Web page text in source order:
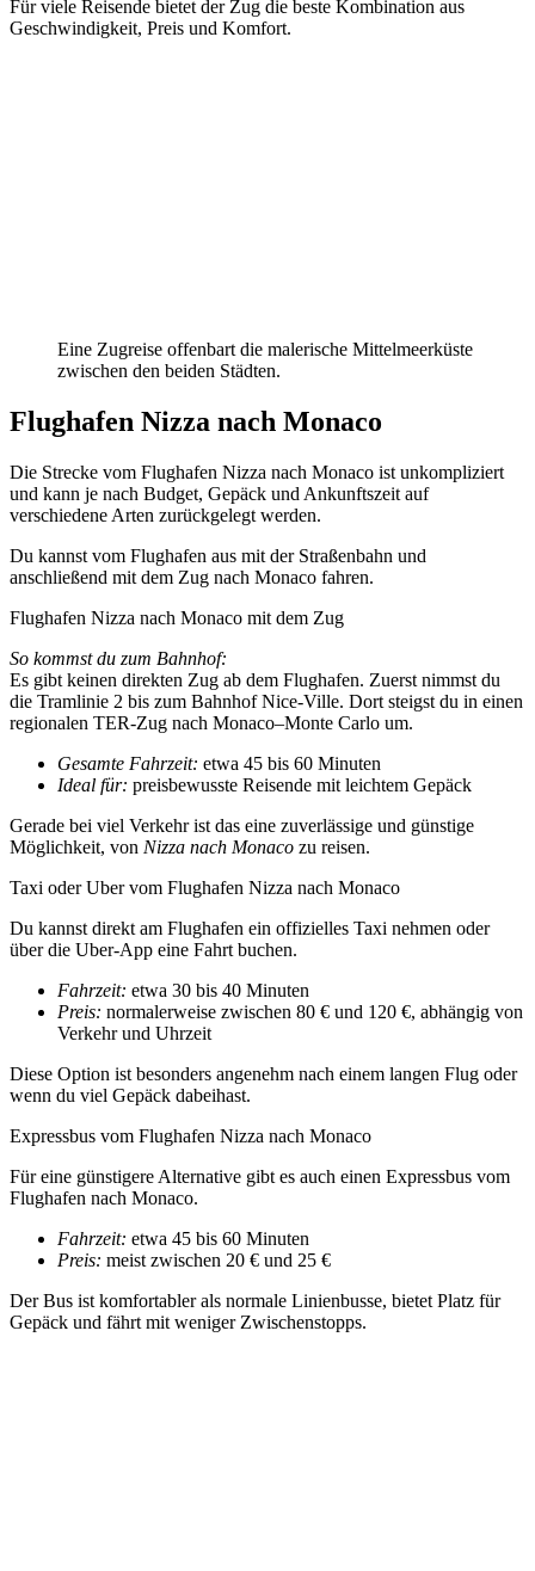
Für viele Reisende bietet der Zug die beste Kombination aus
Geschwindigkeit, Preis und Komfort.
Eine Zugreise offenbart die malerische Mittelmeerküste
zwischen den beiden Städten.
Flughafen Nizza nach Monaco
Die Strecke vom Flughafen Nizza nach Monaco ist unkompliziert
und kann je nach Budget, Gepäck und Ankunftszeit auf
verschiedene Arten zurückgelegt werden.
Du kannst vom Flughafen aus mit der Straßenbahn und
anschließend mit dem Zug nach Monaco fahren.
Flughafen Nizza nach Monaco mit dem Zug
So kommst du zum Bahnhof:
Es gibt keinen direkten Zug ab dem Flughafen. Zuerst nimmst du
die Tramlinie 2 bis zum Bahnhof Nice-Ville. Dort steigst du in einen
regionalen TER-Zug nach Monaco–Monte Carlo um.
Gesamte Fahrzeit: etwa 45 bis 60 Minuten
Ideal für: preisbewusste Reisende mit leichtem Gepäck
Gerade bei viel Verkehr ist das eine zuverlässige und günstige
Möglichkeit, von Nizza nach Monaco zu reisen.
Taxi oder Uber vom Flughafen Nizza nach Monaco
Du kannst direkt am Flughafen ein offizielles Taxi nehmen oder
über die Uber-App eine Fahrt buchen.
Fahrzeit: etwa 30 bis 40 Minuten
Preis: normalerweise zwischen 80 € und 120 €, abhängig von
Verkehr und Uhrzeit
Diese Option ist besonders angenehm nach einem langen Flug oder
wenn du viel Gepäck dabeihast.
Expressbus vom Flughafen Nizza nach Monaco
Für eine günstigere Alternative gibt es auch einen Expressbus vom
Flughafen nach Monaco.
Fahrzeit: etwa 45 bis 60 Minuten
Preis: meist zwischen 20 € und 25 €
Der Bus ist komfortabler als normale Linienbusse, bietet Platz für
Gepäck und fährt mit weniger Zwischenstopps.